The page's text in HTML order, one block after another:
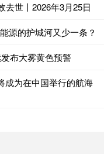
去世丨2026年3月25日
源的护城河又少一条？
布大雾黄色预警
成为在中国举行的航海